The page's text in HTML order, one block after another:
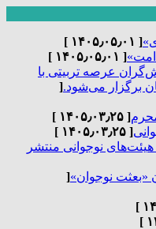
[ ۱۴۰۵٫۰۵٫۰۱ ]
[ ۱۴۰۵٫۰۵٫۰۱ ]
عرصه تربیتی با
برگزار می‌شود.[
[ ۱۴۰۵٫۰۳٫۲۵ ]
[ ۱۴۰۵٫۰۳٫۲۵ ]
نوجوانی منتشر
«بعثت نوجوان»[